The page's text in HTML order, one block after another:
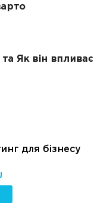
Як він впливає
для бізнесу